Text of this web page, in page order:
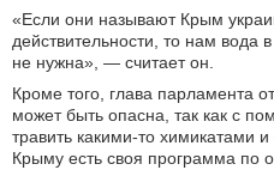
«Если они называют Крым
действительности, то нам вода
не нужна», — считает он.
Кроме того, глава парламента
может быть опасна, так как с
травить какими-то химикатами
Крыму есть своя программа по